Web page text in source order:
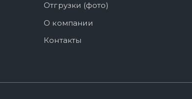
Отгрузки (фото)
О компании
Контакты